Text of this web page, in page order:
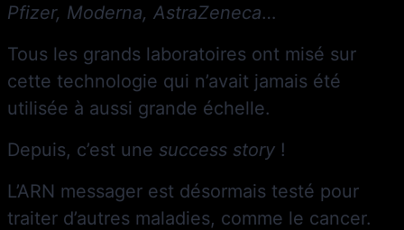
Pfizer, Moderna, AstraZeneca…
Tous les grands laboratoires ont misé sur
cette technologie qui n’avait jamais été
utilisée à aussi grande échelle.
Depuis, c’est une success story !
L’ARN messager est désormais testé pour
traiter d’autres maladies, comme le cancer.